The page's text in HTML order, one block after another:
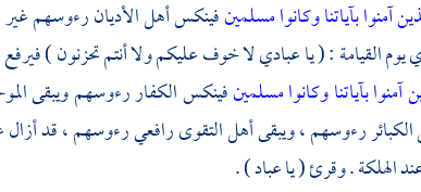
آمنوا بآياتنا وكانوا مسلمينفينكس أهل الأديان رءوسهم غير
يوم القيامة : ( يا عبادي لا خوف عليكم ولا أنتم تحزنون )
آمنوا بآياتنا وكانوا مسلمينفينكس الكفار رءوسهم ويبقى
رءوسهم ، ويبقى أهل التقوى رافعي رءوسهم ، قد أزال
الهلكة . وقرئ ( يا عباد ) .